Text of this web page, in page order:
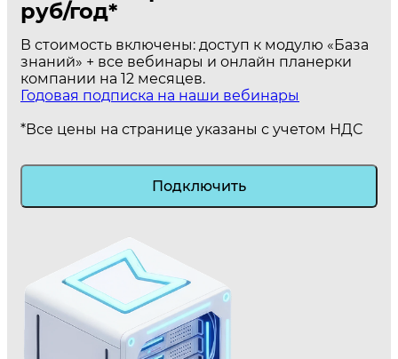
руб/год*
В стоимость включены: доступ к модулю «База
знаний» + все вебинары и онлайн планерки
компании на 12 месяцев.
Годовая подписка на наши вебинары
*Все цены на странице указаны с учетом НДС
Подключить